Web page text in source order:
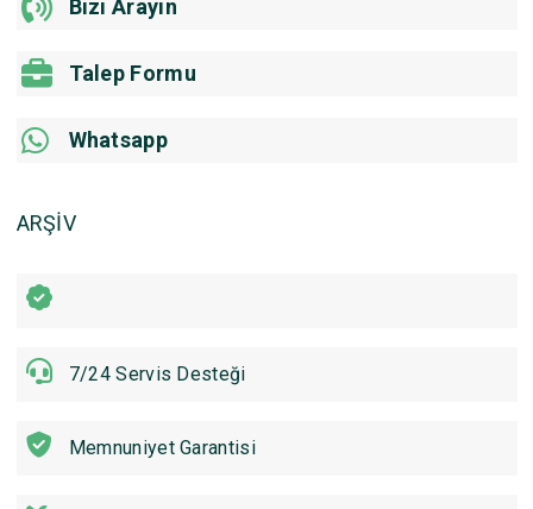
Bizi Arayın
Talep Formu
Whatsapp
ARŞİV
7/24 Servis Desteği
Memnuniyet Garantisi